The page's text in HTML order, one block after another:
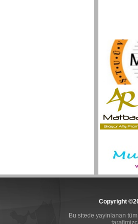
Copyright
Bu sitede yayinlanan